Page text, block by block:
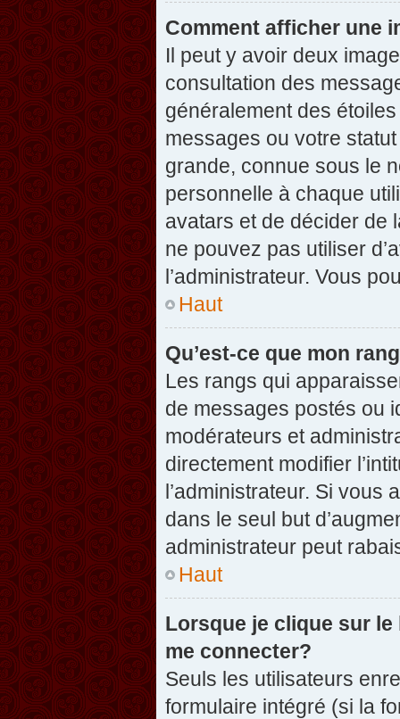
Comment afficher une
Il peut y avoir deux
consultation des
généralement des
messages ou votre
grande, connue sous le
personnelle à chaque
avatars et de décider de
ne pouvez pas utiliser
l’administrateur. Vous
Haut
Qu’est-ce que mon
Les rangs qui
de messages postés ou
modérateurs et
directement modifier
l’administrateur. Si vous
dans le seul but
administrateur peut
Haut
Lorsque je clique sur
me connecter?
Seuls les utilisateurs
formulaire intégré (si la